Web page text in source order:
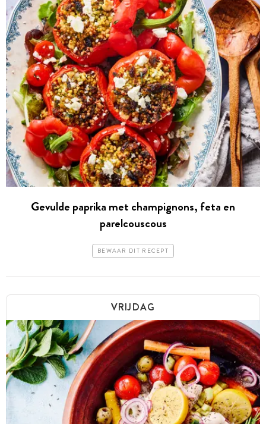
Gevulde paprika met champignons, feta en
parelcouscous
BEWAAR DIT RECEPT
VRIJDAG